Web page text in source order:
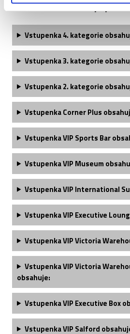
Manchester United - popis
Vstupenka4. kategorie
Vstupenka3. kategorie
Vstupenka2. kategorie
Vstupenka Corner Plus
Vstupenka VIP Sports Bar
Vstupenka VIP Museum
Vstupenka VIP International
Vstupenka VIP Executive
Vstupenka VIP Victoria
Vstupenka VIP Victoria
obsahuje:
VstupenkaVIP Executive Box
VstupenkaVIP Salford